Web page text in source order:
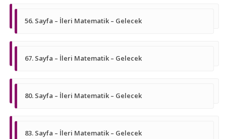
56. Sayfa – İleri Matematik – Gelecek
67. Sayfa – İleri Matematik – Gelecek
80. Sayfa – İleri Matematik – Gelecek
83. Sayfa – İleri Matematik – Gelecek